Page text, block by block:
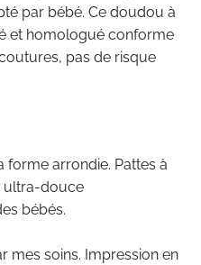
par bébé. Ce doudou à
et homologué conforme
pas de risque
forme arrondie. Pattes à
ultra-douce
bébés.
mes soins. Impression en